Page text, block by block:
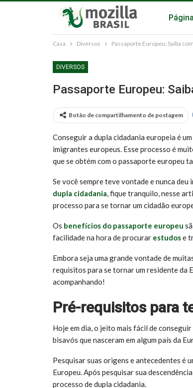
Casa Diversos Passaporte Europeu: Saiba
DIVERSOS
Passaporte Europeu:
Botão de compartilhamento de postagem
Conseguir a dupla cidadania europeia é
imigrantes europeus. Esse processo é
que se obtém com o passaporte europeu
Se você sempre teve vontade e nunca
dupla cidadania, fique tranquilo, nesse
processo para se tornar um cidadão
Os benefícios do passaporte europeu
facilidade na hora de procurar estudose
Embora seja uma grande vontade de
requisitos para se tornar um residente da
acompanhando!
Pré-requisitos para
Hoje em dia, o jeito mais fácil de
bisavós que nasceram em algum país da
Pesquisar suas origens e antecedentes é
Europeu. Após pesquisar sua
processo de dupla cidadania.